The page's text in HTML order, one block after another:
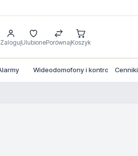
ZalogujUlubionePorównajKoszyk
Wideodomofony i kontrola dostepu
Cenniki